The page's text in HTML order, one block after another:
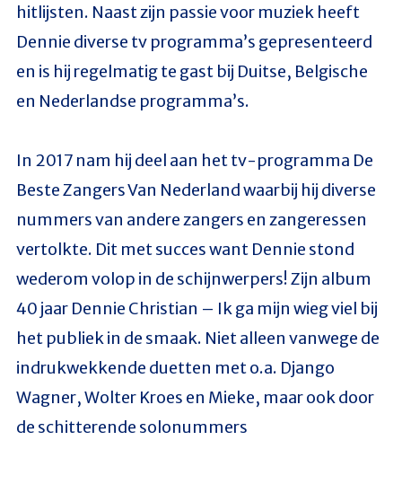
hitlijsten. Naast zijn passie voor muziek heeft
Dennie diverse tv programma’s gepresenteerd
en is hij regelmatig te gast bij Duitse, Belgische
en Nederlandse programma’s.
In 2017 nam hij deel aan het tv-programma De
Beste Zangers Van Nederland waarbij hij diverse
nummers van andere zangers en zangeressen
vertolkte. Dit met succes want Dennie stond
wederom volop in de schijnwerpers! Zijn album
40 jaar Dennie Christian – Ik ga mijn wieg viel bij
het publiek in de smaak. Niet alleen vanwege de
indrukwekkende duetten met o.a. Django
Wagner, Wolter Kroes en Mieke, maar ook door
de schitterende solonummers